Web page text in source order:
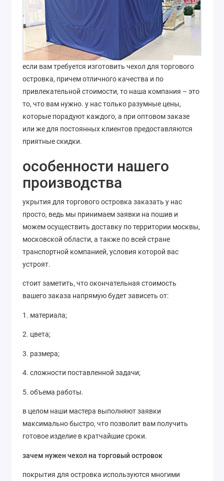
если вам требуется изготовить чехол для торгового
островка, причем отличного качества и по
привлекательной стоимости, то наша компания – это
то, что вам нужно. у нас только разумные цены,
которые порадуют каждого, а при оптовом заказе
или же для постоянных клиентов предоставляются
приятные скидки.
особенности нашего
производства
укрытия для торгового островка заказать у нас
просто, ведь мы принимаем заявки на пошив и
можем осуществить доставку по территории москвы,
московской области, а также по всей стране
транспортной компанией, условия которой вас
устроят.
стоит заметить, что окончательная стоимость
вашего заказа напрямую будет зависеть от:
1. материала;
2. цвета;
3. размера;
4. сложности поставленной задачи;
5. объема работы.
в целом наши мастера выполняют заявки
максимально быстро, что позволит вам получить
готовое изделие в кратчайшие сроки.
зачем нужен чехол на торговый островок
покрытия для островка используются многими